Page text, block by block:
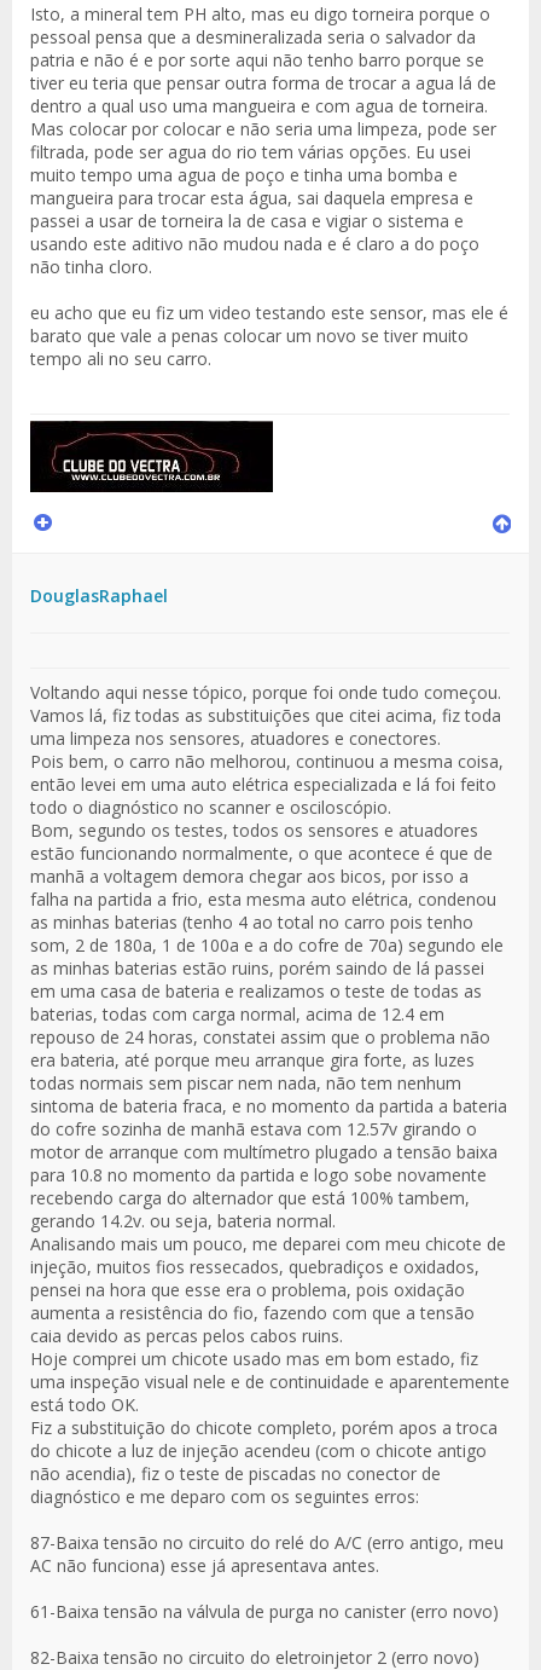
Isto, a mineral tem PH alto, mas eu digo torneira porque o
pessoal pensa que a desmineralizada seria o salvador da
patria e não é e por sorte aqui não tenho barro porque se
tiver eu teria que pensar outra forma de trocar a agua lá de
dentro a qual uso uma mangueira e com agua de torneira.
Mas colocar por colocar e não seria uma limpeza, pode ser
filtrada, pode ser agua do rio tem várias opções. Eu usei
muito tempo uma agua de poço e tinha uma bomba e
mangueira para trocar esta água, sai daquela empresa e
passei a usar de torneira la de casa e vigiar o sistema e
usando este aditivo não mudou nada e é claro a do poço
não tinha cloro.
eu acho que eu fiz um video testando este sensor, mas ele é
barato que vale a penas colocar um novo se tiver muito
tempo ali no seu carro.
DouglasRaphael
Voltando aqui nesse tópico, porque foi onde tudo começou.
Vamos lá, fiz todas as substituições que citei acima, fiz toda
uma limpeza nos sensores, atuadores e conectores.
Pois bem, o carro não melhorou, continuou a mesma coisa,
então levei em uma auto elétrica especializada e lá foi feito
todo o diagnóstico no scanner e osciloscópio.
Bom, segundo os testes, todos os sensores e atuadores
estão funcionando normalmente, o que acontece é que de
manhã a voltagem demora chegar aos bicos, por isso a
falha na partida a frio, esta mesma auto elétrica, condenou
as minhas baterias (tenho 4 ao total no carro pois tenho
som, 2 de 180a, 1 de 100a e a do cofre de 70a) segundo ele
as minhas baterias estão ruins, porém saindo de lá passei
em uma casa de bateria e realizamos o teste de todas as
baterias, todas com carga normal, acima de 12.4 em
repouso de 24 horas, constatei assim que o problema não
era bateria, até porque meu arranque gira forte, as luzes
todas normais sem piscar nem nada, não tem nenhum
sintoma de bateria fraca, e no momento da partida a bateria
do cofre sozinha de manhã estava com 12.57v girando o
motor de arranque com multímetro plugado a tensão baixa
para 10.8 no momento da partida e logo sobe novamente
recebendo carga do alternador que está 100% tambem,
gerando 14.2v. ou seja, bateria normal.
Analisando mais um pouco, me deparei com meu chicote de
injeção, muitos fios ressecados, quebradiços e oxidados,
pensei na hora que esse era o problema, pois oxidação
aumenta a resistência do fio, fazendo com que a tensão
caia devido as percas pelos cabos ruins.
Hoje comprei um chicote usado mas em bom estado, fiz
uma inspeção visual nele e de continuidade e aparentemente
está todo OK.
Fiz a substituição do chicote completo, porém apos a troca
do chicote a luz de injeção acendeu (com o chicote antigo
não acendia), fiz o teste de piscadas no conector de
diagnóstico e me deparo com os seguintes erros:
87-Baixa tensão no circuito do relé do A/C (erro antigo, meu
AC não funciona) esse já apresentava antes.
61-Baixa tensão na válvula de purga no canister (erro novo)
82-Baixa tensão no circuito do eletroinjetor 2 (erro novo)